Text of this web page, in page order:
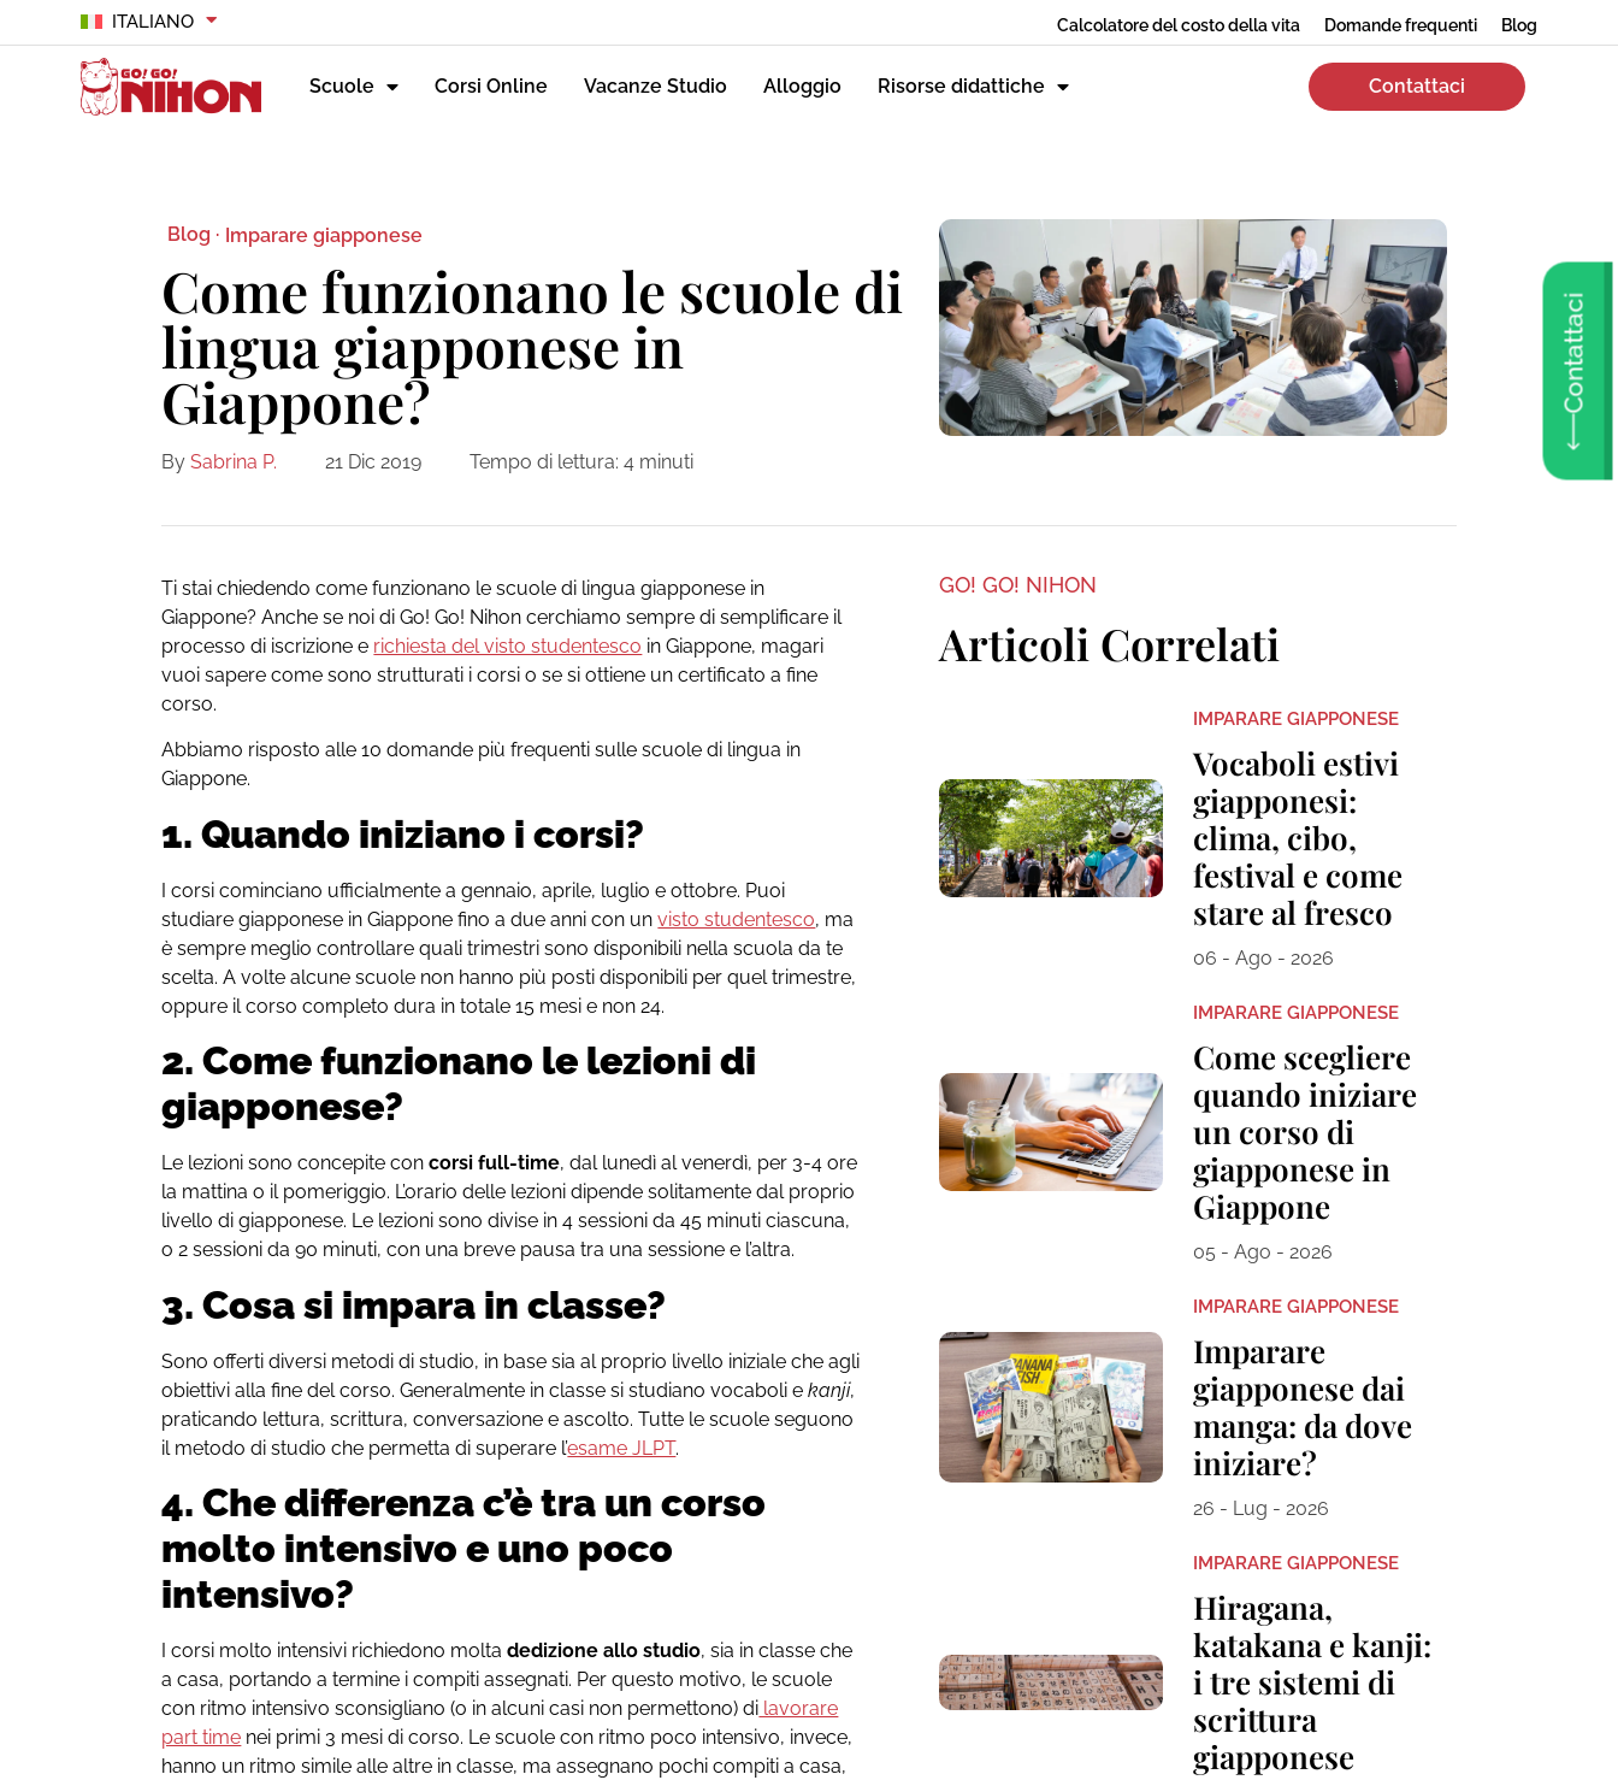
ITALIANO Calcolatore del costo della vita Domande frequenti Blog
Scuole Corsi Online Vacanze Studio Alloggio Risorse didattiche Contattaci
Contattaci
Blog · Imparare giapponese
Come funzionano le scuole di
lingua giapponese in
Giappone?
By Sabrina P. 21 Dic 2019 Tempo di lettura: 4 minuti
Ti stai chiedendo come funzionano le scuole di lingua giapponese in
Giappone? Anche se noi di Go! Go! Nihon cerchiamo sempre di semplificare il
processo di iscrizione e richiesta del visto studentesco in Giappone, magari
vuoi sapere come sono strutturati i corsi o se si ottiene un certificato a fine
corso.
Abbiamo risposto alle 10 domande più frequenti sulle scuole di lingua in
Giappone.
1. Quando iniziano i corsi?
I corsi cominciano ufficialmente a gennaio, aprile, luglio e ottobre. Puoi
studiare giapponese in Giappone fino a due anni con unvisto studentesco, ma
è sempre meglio controllare quali trimestri sono disponibili nella scuola da te
scelta. A volte alcune scuole non hanno più posti disponibili per quel trimestre,
oppure il corso completo dura in totale 15 mesi e non 24.
2. Come funzionano le lezioni di
giapponese?
Le lezioni sono concepite concorsi full-time, dal lunedì al venerdì, per 3-4 ore
la mattina o il pomeriggio. L’orario delle lezioni dipende solitamente dal proprio
livello di giapponese. Le lezioni sono divise in 4 sessioni da 45 minuti ciascuna,
o 2 sessioni da 90 minuti, con una breve pausa tra una sessione e l’altra.
3. Cosa si impara in classe?
Sono offerti diversi metodi di studio, in base sia al proprio livello iniziale che agli
obiettivi alla fine del corso. Generalmente in classe si studiano vocaboli ekanji,
praticando lettura, scrittura, conversazione e ascolto. Tutte le scuole seguono
il metodo di studio che permetta di superare l’esame JLPT.
4. Che differenza c’è tra un corso
molto intensivo e uno poco
intensivo?
I corsi molto intensivi richiedono moltadedizione allo studio, sia in classe che
a casa, portando a termine i compiti assegnati. Per questo motivo, le scuole
con ritmo intensivo sconsigliano (o in alcuni casi non permettono) di lavorare
part time nei primi 3 mesi di corso. Le scuole con ritmo poco intensivo, invece,
hanno un ritmo simile alle altre in classe, ma assegnano pochi compiti a casa,
GO! GO! NIHON
Articoli Correlati
IMPARARE GIAPPONESE
Vocaboli estivi
giapponesi:
clima, cibo,
festival e come
stare al fresco
06 - Ago - 2026
IMPARARE GIAPPONESE
Come scegliere
quando iniziare
un corso di
giapponese in
Giappone
05 - Ago - 2026
IMPARARE GIAPPONESE
Imparare
giapponese dai
manga: da dove
iniziare?
26 - Lug - 2026
IMPARARE GIAPPONESE
Hiragana,
katakana e kanji:
i tre sistemi di
scrittura
giapponese